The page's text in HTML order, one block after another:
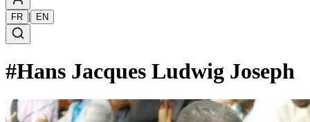
FR | EN
#Hans Jacques Ludwig Joseph